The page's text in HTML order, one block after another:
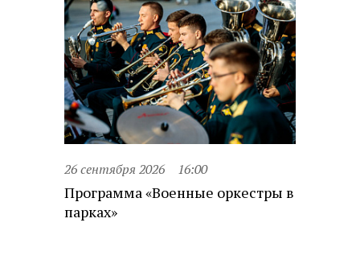
26 сентября 2026 16:00
Программа «Военные оркестры в
парках»